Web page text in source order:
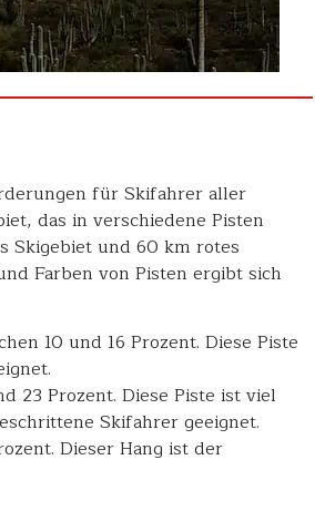
für Skifahrer aller
das in verschiedene Pisten
Skigebiet und 60 km rotes
Farben von Pisten ergibt sich
10 und 16 Prozent. Diese Piste
23 Prozent. Diese Piste ist viel
Skifahrer geeignet.
Dieser Hang ist der